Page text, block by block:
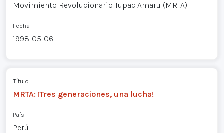
Movimiento Revolucionario Tupac Amaru (MRTA)
Fecha
1998-05-06
Título
MRTA: ¡Tres generaciones, una lucha!
País
Perú